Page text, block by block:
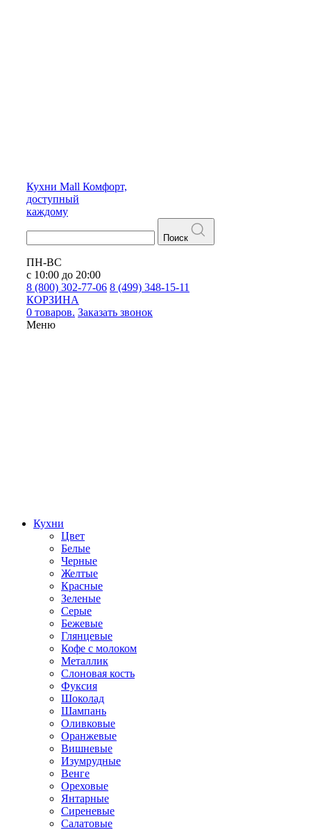
Кухни Mall Комфорт,
доступный
каждому
Поиск
ПН-ВС
с 10:00 до 20:00
8 (800) 302-77-06 8 (499) 348-15-11
КОРЗИНА
0 товаров. Заказать звонок
Меню
Кухни
Цвет
Белые
Черные
Желтые
Красные
Зеленые
Серые
Бежевые
Глянцевые
Кофе с молоком
Металлик
Слоновая кость
Фуксия
Шоколад
Шампань
Оливковые
Оранжевые
Вишневые
Изумрудные
Венге
Ореховые
Янтарные
Сиреневые
Салатовые